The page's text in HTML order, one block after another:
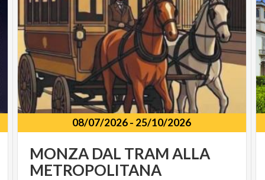
08/07/2026- 25/10/2026
MONZA DAL TRAMALLA
METROPOLITANA